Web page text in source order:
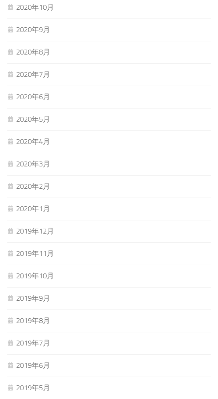
2020年10月
2020年9月
2020年8月
2020年7月
2020年6月
2020年5月
2020年4月
2020年3月
2020年2月
2020年1月
2019年12月
2019年11月
2019年10月
2019年9月
2019年8月
2019年7月
2019年6月
2019年5月